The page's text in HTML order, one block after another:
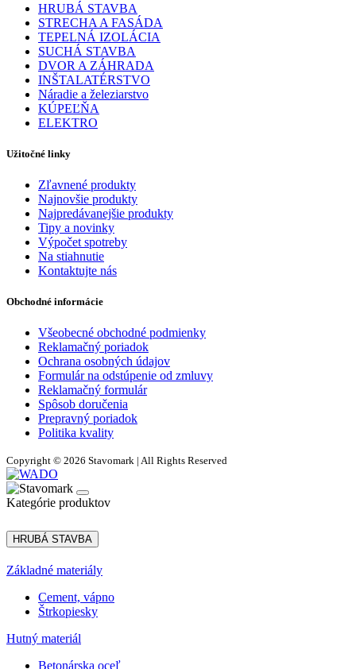
HRUBÁ STAVBA
STRECHA A FASÁDA
TEPELNÁ IZOLÁCIA
SUCHÁ STAVBA
DVOR A ZÁHRADA
INŠTALATÉRSTVO
Náradie a železiarstvo
KÚPEĽŇA
ELEKTRO
Užitočné linky
Zľavnené produkty
Najnovšie produkty
Najpredávanejšie produkty
Tipy a novinky
Výpočet spotreby
Na stiahnutie
Kontaktujte nás
Obchodné informácie
Všeobecné obchodné podmienky
Reklamačný poriadok
Ochrana osobných údajov
Formulár na odstúpenie od zmluvy
Reklamačný formulár
Spôsob doručenia
Prepravný poriadok
Politika kvality
Copyright © 2026 Stavomark | All Rights Reserved
Kategórie produktov
HRUBÁ STAVBA
Základné materiály
Cement, vápno
Štrkopiesky
Hutný materiál
Betonárska oceľ